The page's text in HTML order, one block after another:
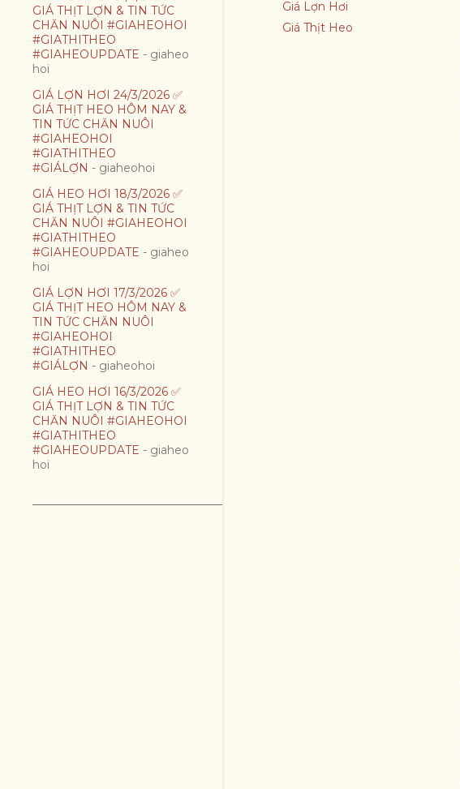
Giá Lợn Hơi
Giá Thịt Heo
GIÁ THỊT LỢN & TIN TỨC
CHĂN NUÔI #GIAHEOHOI
#GIATHITHEO
#GIAHEOUPDATE - giaheo
hoi
GIÁ LỢN HƠI 24/3/2026 ✅
GIÁ THỊT HEO HÔM NAY &
TIN TỨC CHĂN NUÔI
#GIAHEOHOI
#GIATHITHEO
#GIÁLỢN - giaheohoi
GIÁ HEO HƠI 18/3/2026 ✅
GIÁ THỊT LỢN & TIN TỨC
CHĂN NUÔI #GIAHEOHOI
#GIATHITHEO
#GIAHEOUPDATE - giaheo
hoi
GIÁ LỢN HƠI 17/3/2026 ✅
GIÁ THỊT HEO HÔM NAY &
TIN TỨC CHĂN NUÔI
#GIAHEOHOI
#GIATHITHEO
#GIÁLỢN - giaheohoi
GIÁ HEO HƠI 16/3/2026 ✅
GIÁ THỊT LỢN & TIN TỨC
CHĂN NUÔI #GIAHEOHOI
#GIATHITHEO
#GIAHEOUPDATE - giaheo
hoi